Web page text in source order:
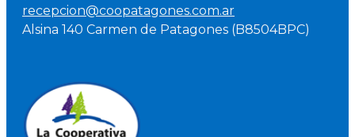
recepcion@coopatagones.com.ar
Alsina 140 Carmen de Patagones (B8504BPC)